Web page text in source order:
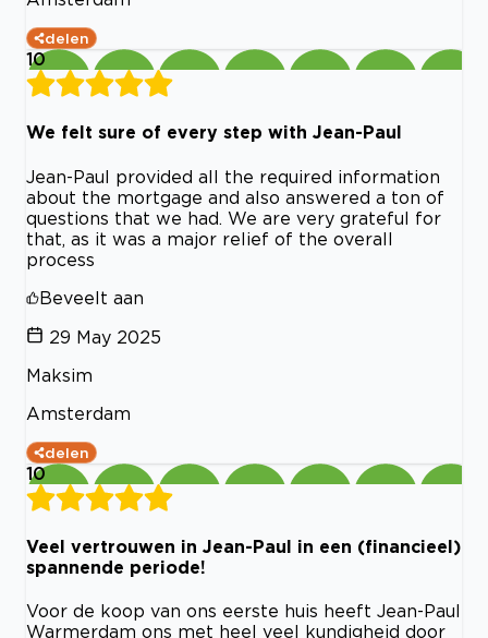
delen
10
We felt sure of every step with Jean-Paul
Jean-Paul provided all the required information
about the mortgage and also answered a ton of
questions that we had. We are very grateful for
that, as it was a major relief of the overall
process
Beveelt aan
29 May 2025
Maksim
Amsterdam
delen
10
Veel vertrouwen in Jean-Paul in een (financieel)
spannende periode!
Voor de koop van ons eerste huis heeft Jean-Paul
Warmerdam ons met heel veel kundigheid door